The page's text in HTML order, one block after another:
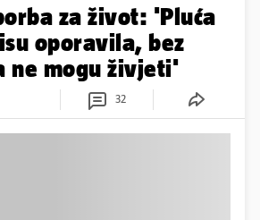
za život: 'Pluća
oporavila, bez
ne mogu živjeti'
32